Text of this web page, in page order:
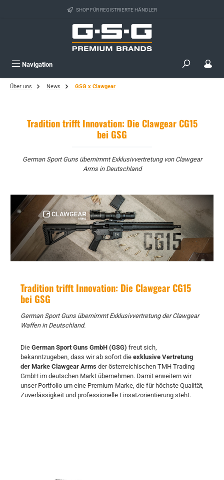
Zum Hauptinhalt springen SHOP FÜR REGISTRIERTE HÄNDLER
Navigation
Über uns News GSG x Clawgear
Tradition trifft Innovation: Die Clawgear CG15
bei GSG
German Sport Guns übernimmt Exklusivvertretung von Clawgear
Arms in Deutschland
Tradition trifft Innovation: Die Clawgear CG15
bei GSG
German Sport Guns übernimmt Exklusivvertretung der Clawgear
Waffen in Deutschland.
Die German Sport Guns GmbH (GSG) freut sich,
bekanntzugeben, dass wir ab sofort die exklusive Vertretung
der Marke Clawgear Arms der österreichischen TMH Trading
GmbH im deutschen Markt übernehmen. Damit erweitern wir
unser Portfolio um eine Premium-Marke, die für höchste Qualität,
Zuverlässigkeit und professionelle Einsatzorientierung steht.